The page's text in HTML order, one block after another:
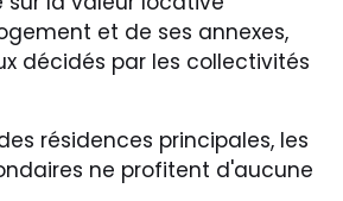
et de ses annexes,
décidés par les collectivités
résidences principales, les
ne profitent d'aucune